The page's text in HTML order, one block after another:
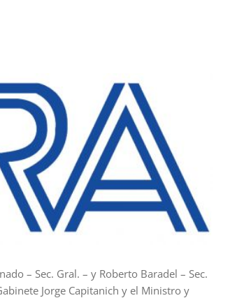
– Sec. Gral. – y Roberto Baradel – Sec.
Jorge Capitanich y el Ministro y